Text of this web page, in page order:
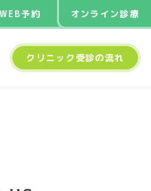
WEB予約 オンライン診療
クリニック受診の流れ